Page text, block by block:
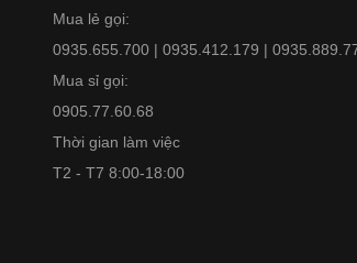
Mua lẻ gọi:
0935.655.700 | 0935.412.179 |
Mua sỉ gọi:
0905.77.60.68
Thời gian làm việc
T2 - T7 8:00-18:00